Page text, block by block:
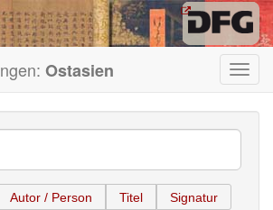
Ostasien
Autor / Person Titel Signatur